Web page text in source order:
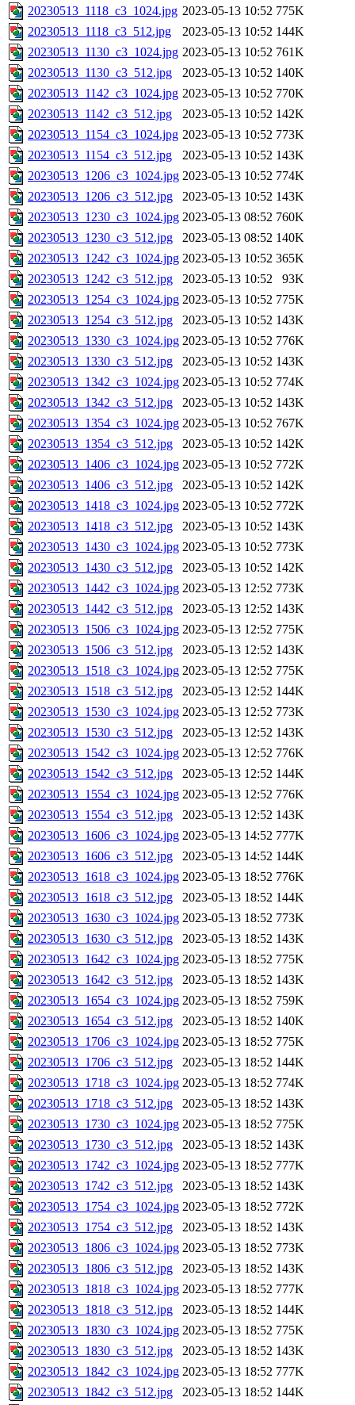
20230513_1118_c3_1024.jpg 2023-05-13 10:52 775K
20230513_1118_c3_512.jpg
2023-05-13 10:52 144K
20230513_1130_c3_1024.jpg 2023-05-13 10:52 761K
20230513_1130_c3_512.jpg
2023-05-13 10:52 140K
20230513_1142_c3_1024.jpg 2023-05-13 10:52 770K
20230513_1142_c3_512.jpg
2023-05-13 10:52 142K
20230513_1154_c3_1024.jpg 2023-05-13 10:52 773K
20230513_1154_c3_512.jpg
2023-05-13 10:52 143K
20230513_1206_c3_1024.jpg 2023-05-13 10:52 774K
20230513_1206_c3_512.jpg
2023-05-13 10:52 143K
20230513_1230_c3_1024.jpg 2023-05-13 08:52 760K
20230513_1230_c3_512.jpg
2023-05-13 08:52 140K
20230513_1242_c3_1024.jpg 2023-05-13 10:52 365K
20230513_1242_c3_512.jpg
2023-05-13 10:52
93K
20230513_1254_c3_1024.jpg 2023-05-13 10:52 775K
20230513_1254_c3_512.jpg
2023-05-13 10:52 143K
20230513_1330_c3_1024.jpg 2023-05-13 10:52 776K
20230513_1330_c3_512.jpg
2023-05-13 10:52 143K
20230513_1342_c3_1024.jpg 2023-05-13 10:52 774K
20230513_1342_c3_512.jpg
2023-05-13 10:52 143K
20230513_1354_c3_1024.jpg 2023-05-13 10:52 767K
20230513_1354_c3_512.jpg
2023-05-13 10:52 142K
20230513_1406_c3_1024.jpg 2023-05-13 10:52 772K
20230513_1406_c3_512.jpg
2023-05-13 10:52 142K
20230513_1418_c3_1024.jpg 2023-05-13 10:52 772K
20230513_1418_c3_512.jpg
2023-05-13 10:52 143K
20230513_1430_c3_1024.jpg 2023-05-13 10:52 773K
20230513_1430_c3_512.jpg
2023-05-13 10:52 142K
20230513_1442_c3_1024.jpg 2023-05-13 12:52 773K
20230513_1442_c3_512.jpg
2023-05-13 12:52 143K
20230513_1506_c3_1024.jpg 2023-05-13 12:52 775K
20230513_1506_c3_512.jpg
2023-05-13 12:52 143K
20230513_1518_c3_1024.jpg 2023-05-13 12:52 775K
20230513_1518_c3_512.jpg
2023-05-13 12:52 144K
20230513_1530_c3_1024.jpg 2023-05-13 12:52 773K
20230513_1530_c3_512.jpg
2023-05-13 12:52 143K
20230513_1542_c3_1024.jpg 2023-05-13 12:52 776K
20230513_1542_c3_512.jpg
2023-05-13 12:52 144K
20230513_1554_c3_1024.jpg 2023-05-13 12:52 776K
20230513_1554_c3_512.jpg
2023-05-13 12:52 143K
20230513_1606_c3_1024.jpg 2023-05-13 14:52 777K
20230513_1606_c3_512.jpg
2023-05-13 14:52 144K
20230513_1618_c3_1024.jpg 2023-05-13 18:52 776K
20230513_1618_c3_512.jpg
2023-05-13 18:52 144K
20230513_1630_c3_1024.jpg 2023-05-13 18:52 773K
20230513_1630_c3_512.jpg
2023-05-13 18:52 143K
20230513_1642_c3_1024.jpg 2023-05-13 18:52 775K
20230513_1642_c3_512.jpg
2023-05-13 18:52 143K
20230513_1654_c3_1024.jpg 2023-05-13 18:52 759K
20230513_1654_c3_512.jpg
2023-05-13 18:52 140K
20230513_1706_c3_1024.jpg 2023-05-13 18:52 775K
20230513_1706_c3_512.jpg
2023-05-13 18:52 144K
20230513_1718_c3_1024.jpg 2023-05-13 18:52 774K
20230513_1718_c3_512.jpg
2023-05-13 18:52 143K
20230513_1730_c3_1024.jpg 2023-05-13 18:52 775K
20230513_1730_c3_512.jpg
2023-05-13 18:52 143K
20230513_1742_c3_1024.jpg 2023-05-13 18:52 777K
20230513_1742_c3_512.jpg
2023-05-13 18:52 143K
20230513_1754_c3_1024.jpg 2023-05-13 18:52 772K
20230513_1754_c3_512.jpg
2023-05-13 18:52 143K
20230513_1806_c3_1024.jpg 2023-05-13 18:52 773K
20230513_1806_c3_512.jpg
2023-05-13 18:52 143K
20230513_1818_c3_1024.jpg 2023-05-13 18:52 777K
20230513_1818_c3_512.jpg
2023-05-13 18:52 144K
20230513_1830_c3_1024.jpg 2023-05-13 18:52 775K
20230513_1830_c3_512.jpg
2023-05-13 18:52 143K
20230513_1842_c3_1024.jpg 2023-05-13 18:52 777K
20230513_1842_c3_512.jpg
2023-05-13 18:52 144K